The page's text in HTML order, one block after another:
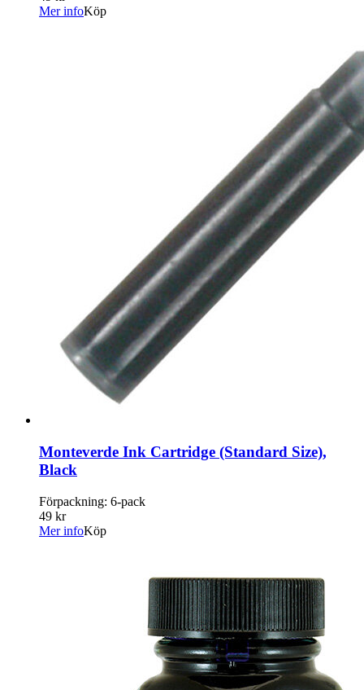
Mer infoKöp
Monteverde Ink Cartridge (Standard Size),
Black
Förpackning: 6-pack
49 kr
Mer infoKöp